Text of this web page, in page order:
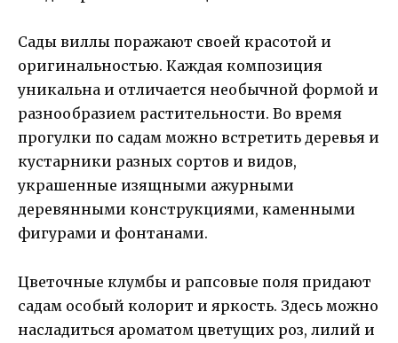
Сады виллы поражают своей красотой и
оригинальностью. Каждая композиция
уникальна и отличается необычной формой и
разнообразием растительности. Во время
прогулки по садам можно встретить деревья и
кустарники разных сортов и видов,
украшенные изящными ажурными
деревянными конструкциями, каменными
фигурами и фонтанами.
Цветочные клумбы и рапсовые поля придают
садам особый колорит и яркость. Здесь можно
насладиться ароматом цветущих роз, лилий и